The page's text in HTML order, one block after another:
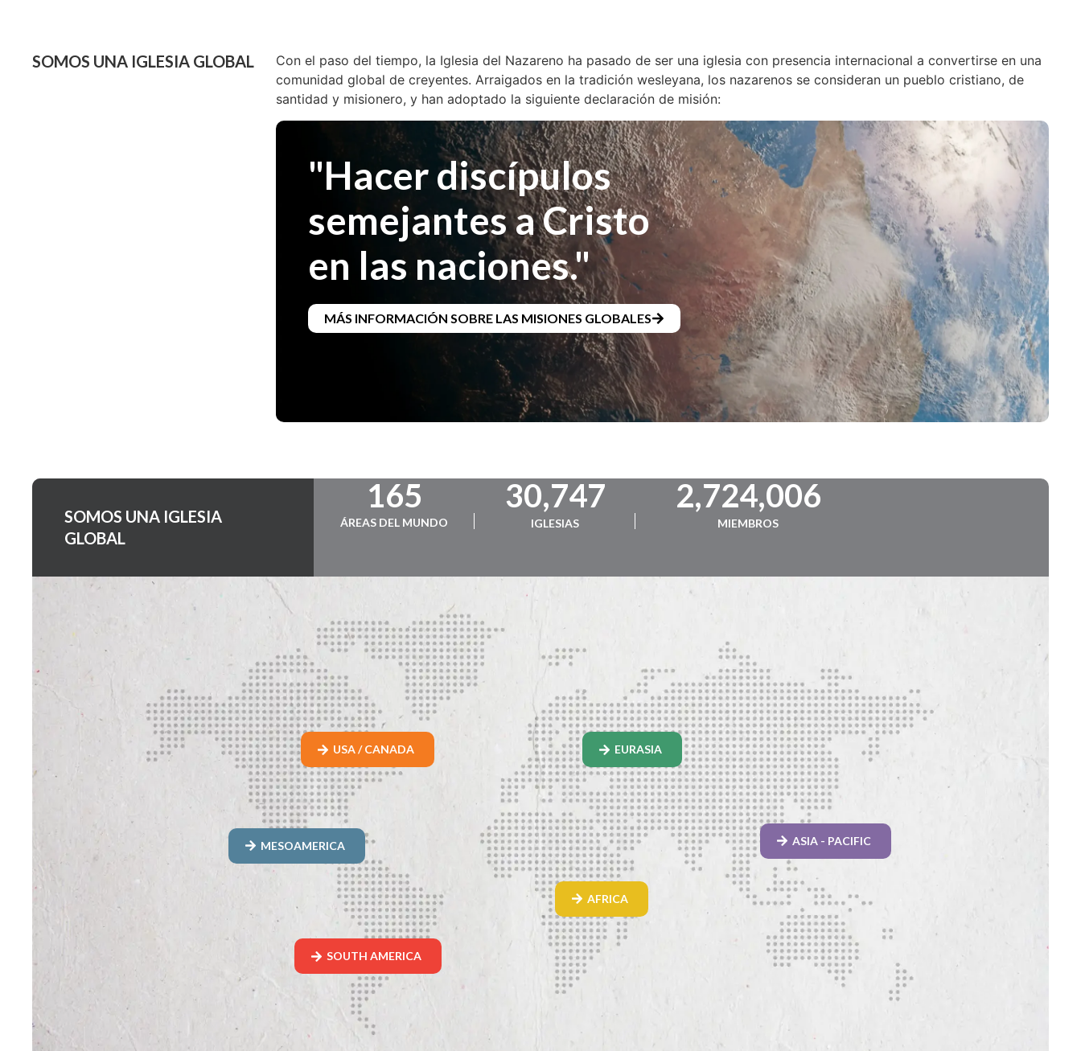
SOMOS UNA IGLESIA GLOBAL
Con el paso del tiempo, la Iglesia del Nazareno ha pasado de ser una iglesia con presencia internacional a convertirse en una
comunidad global de creyentes. Arraigados en la tradición wesleyana, los nazarenos se consideran un pueblo cristiano, de
santidad y misionero, y han adoptado la siguiente declaración de misión:
"Hacer discípulos
semejantes a Cristo
en las naciones."
MÁS INFORMACIÓN SOBRE LAS MISIONES GLOBALES
SOMOS UNA IGLESIA
GLOBAL
165
ÁREAS DEL MUNDO
30,747
IGLESIAS
2,724,006
MIEMBROS
USA / CANADA
MESOAMERICA
SOUTH AMERICA
EURASIA
AFRICA
ASIA - PACIFIC